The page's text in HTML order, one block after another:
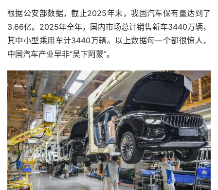
根据公安部数据，截止2025年末，我国汽车保有量达到了
3.66亿。2025年全年，国内市场总计销售新车3440万辆‌，
其中小型乘用车计3440万辆。以上数据每一个都很惊人，
中国汽车产业早非“吴下阿蒙”。